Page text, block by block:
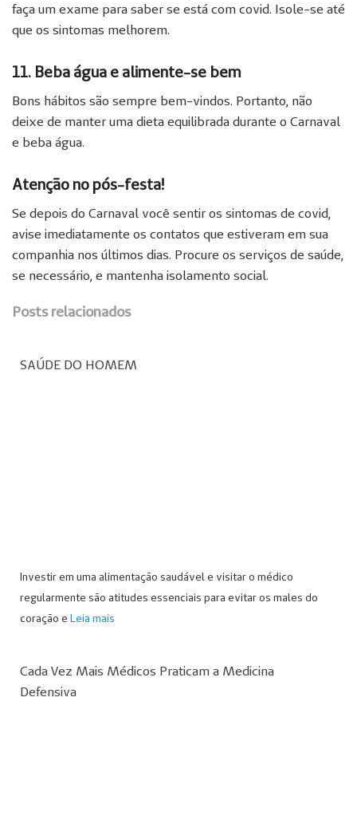
faça um exame para saber se está com covid. Isole-se até
que os sintomas melhorem.
11. Beba água e alimente-se bem
Bons hábitos são sempre bem-vindos. Portanto, não
deixe de manter uma dieta equilibrada durante o Carnaval
e beba água.
Atenção no pós-festa!
Se depois do Carnaval você sentir os sintomas de covid,
avise imediatamente os contatos que estiveram em sua
companhia nos últimos dias. Procure os serviços de saúde,
se necessário, e mantenha isolamento social.
Posts relacionados
SAÚDE DO HOMEM
Investir em uma alimentação saudável e visitar o médico
regularmente são atitudes essenciais para evitar os males do
coração e Leia mais
Cada Vez Mais Médicos Praticam a Medicina
Defensiva